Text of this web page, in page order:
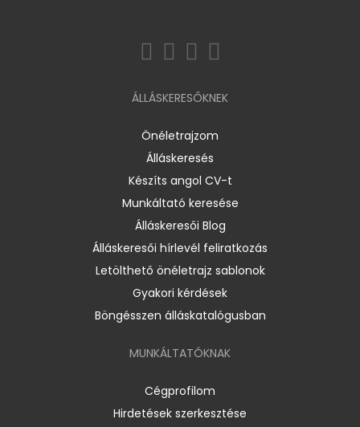
ÁLLÁSKERESŐKNEK
Önéletrajzom
Álláskeresés
Készíts angol CV-t
Munkáltató keresése
Álláskeresői Blog
Álláskeresői hírlevél feliratkozás
Letölthető önéletrajz sablonok
Gyakori kérdések
Böngésszen álláskatalógusban
MUNKÁLTATÓKNAK
Cégprofilom
Hirdetések szerkesztése